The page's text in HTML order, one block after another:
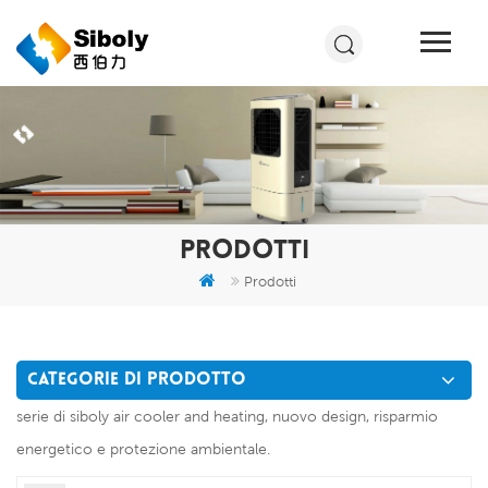
PRODOTTI
Prodotti
CATEGORIE DI PRODOTTO
serie di siboly air cooler and heating, nuovo design, risparmio
energetico e protezione ambientale.